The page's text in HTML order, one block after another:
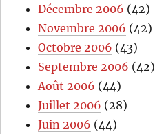
Décembre 2006 (42)
Novembre 2006 (42)
Octobre 2006 (43)
Septembre 2006 (42)
Août 2006 (44)
Juillet 2006 (28)
Juin 2006 (44)